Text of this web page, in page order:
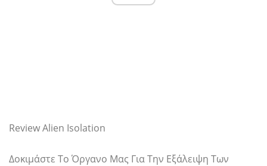
Review Alien Isolation
Δοκιμάστε Το Όργανο Μας Για Την Εξάλειψη Των